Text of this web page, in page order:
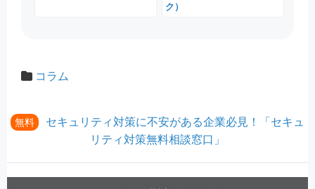
ク）
コラム
無料
セキュリティ対策に不安がある企業必見！「セキュ
リティ対策無料相談窓口」